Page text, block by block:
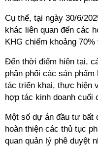
Cụ thể, tại ngày 30/6/
khác liên quan đến các
KHG chiếm khoảng 70%
Đến thời điểm hiện tại,
phân phối các sản
tác triển khai, thực hiện
hợp tác kinh doanh cuối
Một số dự án đầu tư bất
hoàn thiện các thủ tục
quan quản lý phê duyệt